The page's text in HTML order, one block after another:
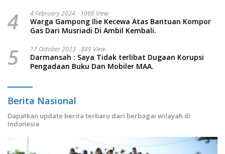
4 4 February 2024 1066 View
Warga Gampong Ilie Kecewa Atas Bantuan Kompor
Gas Dari Musriadi Di Ambil Kembali.
5 17 October 2023 889 View
Darmansah : Saya Tidak terlibat Dugaan Korupsi
Pengadaan Buku Dan Mobiler MAA.
Berita Nasional
Dapatkan update berita terbaru dari berbagai wilayah di
Indonesia